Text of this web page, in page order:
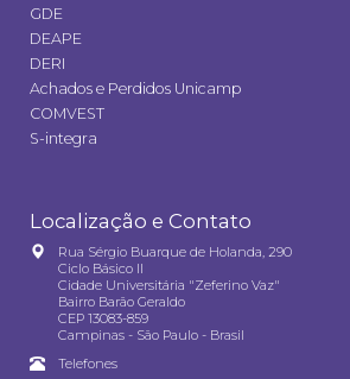
GDE
DEAPE
DERI
Achados e Perdidos Unicamp
COMVEST
S-integra
Localização e Contato
Rua Sérgio Buarque de Holanda, 290
Ciclo Básico II
Cidade Universitária "Zeferino Vaz"
Bairro Barão Geraldo
CEP 13083-859
Campinas - São Paulo - Brasil
Telefones